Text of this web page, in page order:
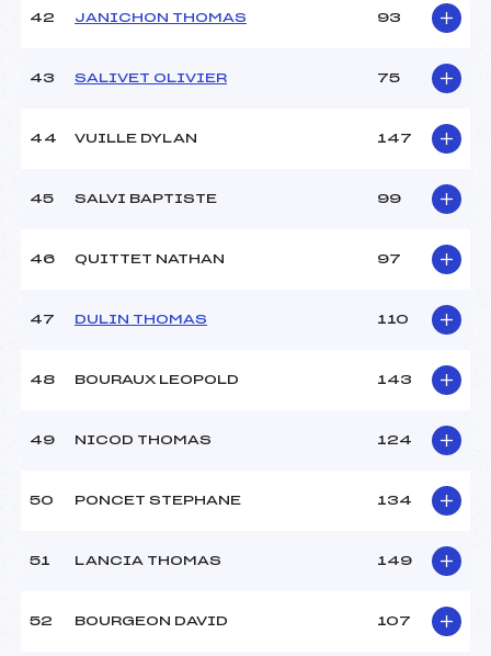
42 JANICHON THOMAS 93
43 SALIVET OLIVIER 75
44 VUILLE DYLAN 147
45 SALVI BAPTISTE 99
46 QUITTET NATHAN 97
47 DULIN THOMAS 110
48 BOURAUX LEOPOLD 143
49 NICOD THOMAS 124
50 PONCET STEPHANE 134
51 LANCIA THOMAS 149
52 BOURGEON DAVID 107